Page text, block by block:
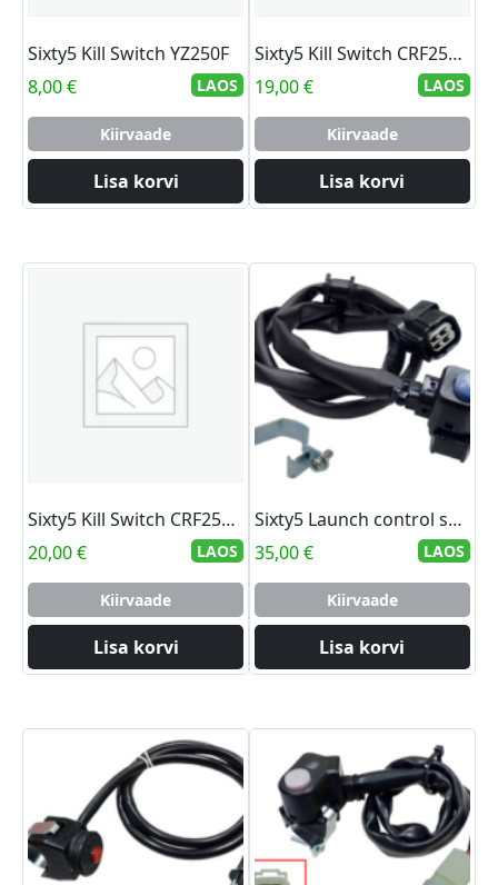
Sixty5 Kill Switch YZ250F
8,00€ LAOS
Kiirvaade
Lisa korvi
Sixty5 Kill Switch CRF250R 14
19,00€ LAOS
Kiirvaade
Lisa korvi
Sixty5 Kill Switch CRF250R 2015-
20,00€ LAOS
Kiirvaade
Lisa korvi
Sixty5 Launch control switch CRF250R 15-17 CRF450R 15-16
35,00€ LAOS
Kiirvaade
Lisa korvi